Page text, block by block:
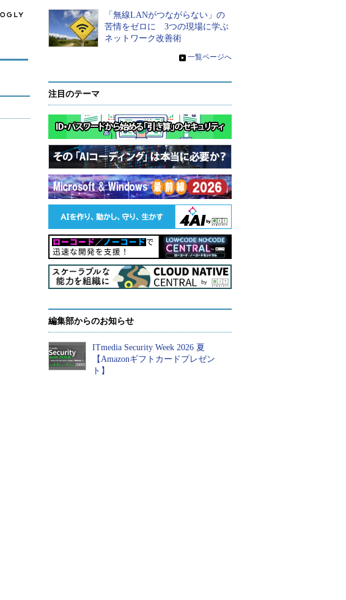
「無線LANがつながらない」の
苦情をゼロに 3つの現場に学ぶ
ネットワーク改善術
» 一覧ページへ
注目のテーマ
編集部からのお知らせ
ITmedia Security Week 2026 夏
【Amazonギフトカードプレゼン
ト】